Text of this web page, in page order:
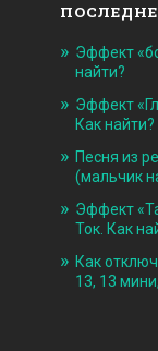
Эффект
найти?
Эффект
Как найти?
Песня из
(мальчик
Эффект
Ток. Как
Как
13, 13